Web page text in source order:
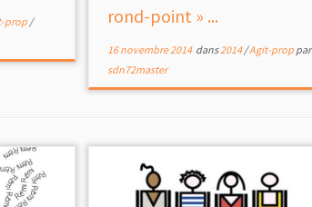
prop/
rond-point » ...
16 novembre 2014dans2014/Agit-prop par
sdn72master